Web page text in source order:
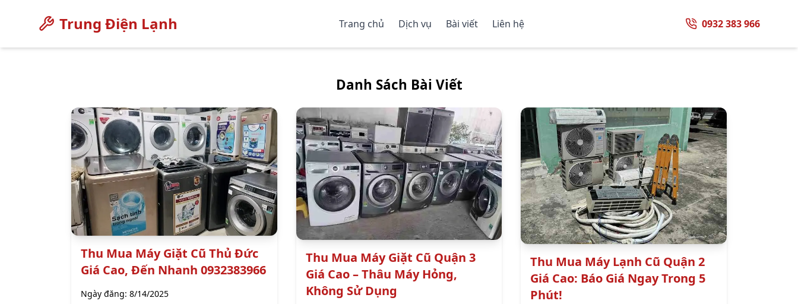
Trung Điện Lạnh Trang chủ Dịch vụ Bài viết Liên hệ 0932 383 966
Danh Sách Bài Viết
Thu Mua Máy Giặt Cũ Thủ Đức
Giá Cao, Đến Nhanh 0932383966
Ngày đăng: 8/14/2025
Thu Mua Máy Giặt Cũ Quận 3
Giá Cao – Thâu Máy Hỏng,
Không Sử Dụng
Thu Mua Máy Lạnh Cũ Quận 2
Giá Cao: Báo Giá Ngay Trong 5
Phút!